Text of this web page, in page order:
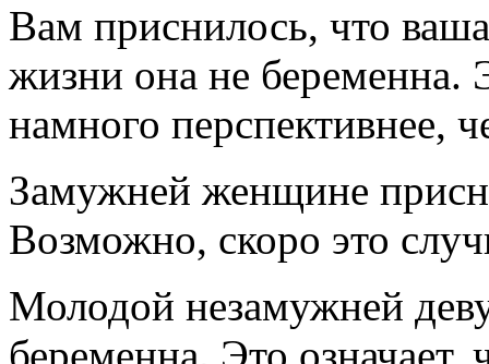
Вам приснилось, что
жизни она не беременна.
намного перспективнее,
Замужней женщине
Возможно, скоро это
Молодой незамужней
беременна. Это означает,